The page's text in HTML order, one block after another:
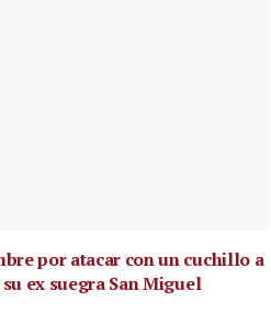
por atacar con un cuchillo a
ex suegra San Miguel